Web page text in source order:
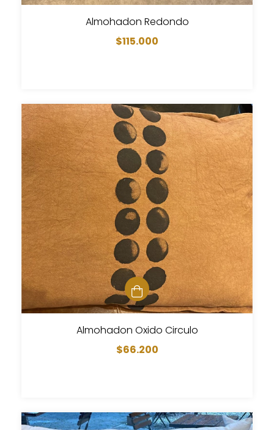
Almohadon Redondo
$115.000
Almohadon Oxido Circulo
$66.200